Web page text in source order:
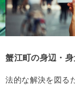
蟹江町の身辺・
法的な解決を図る